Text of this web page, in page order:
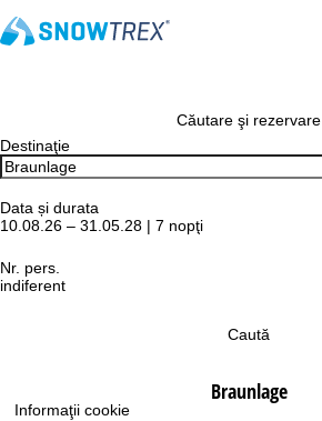
Informaţii cookie
Căutare şi rezervare
Destinaţie
Data și durata
10.08.26 – 31.05.28 | 7 nopţi
Nr. pers.
indiferent
Caută
Braunlage